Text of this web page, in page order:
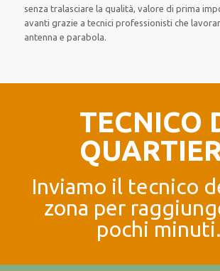
senza tralasciare la qualità, valore di prima
avanti grazie a tecnici professionisti che
antenna e parabola.
TECNICO
Inviamo il tecnico
zona per
pochi minuti.